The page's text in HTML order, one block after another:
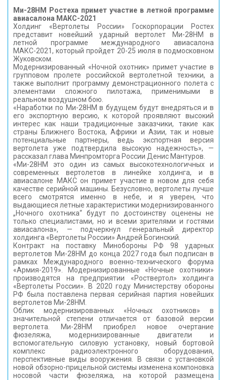
ПРЕССА
МЕДИА
КОНТАКТЫ
Ми-28НМ Ростеха примет участие в летной программе
авиасалона МАКС-2021
Холдинг «Вертолеты России» Госкорпорации Ростех
представит новейший ударный вертолет Ми-28НМ в
летной программе международного авиасалона
МАКС-2021, который пройдет 20-25 июля в подмосковном
Жуковском.
Модернизированный «Ночной охотник» примет участие в
групповом пролете российской вертолетной техники, а
также выполнит программу демонстрационного полета с
элементами сложного пилотажа, применимыми в
реальном воздушном бою.
«Наработки по Ми-28НМ в будущем будут внедряться и в
его экспортную версию, к которой проявляют высокий
интерес как наши традиционные заказчики, такие как
страны Ближнего Востока, Африки и Азии, так и новые
потенциальные партнеры, ведь экспортная версия
вертолета уже подтвердила высокую надежность», —
рассказал глава Минпромторга России Денис Мантуров.
«Ми-28НМ это один из самых высокотехнологичных и
современных вертолетов в линейке холдинга, и в
авиасалоне МАКС он примет участие в новом для себя
качестве серийной машины. Безусловно, вертолеты лучше
всего смотрятся именно в небе, и я уверен, что
выдающиеся летные характеристики модернизированного
„Ночного охотника“ будут по достоинству оценены не
только специалистами, но и всеми зрителями и гостями
авиасалона», — подчеркнул генеральный директор
холдинга «Вертолеты России» Андрей Богинский.
Контракт на поставку Минобороны РФ 98 ударных
вертолетов Ми-28НМ до конца 2027 года был подписан в
рамках Международного военно-технического форума
«Армия-2019». Модернизированные «Ночные охотники»
производятся на предприятии «Роствертол» холдинга
«Вертолеты России». В 2020 году Министерству обороны
РФ была поставлена первая серийная партия новейших
вертолетов Ми-28НМ.
Облик модернизированных «Ночных охотников» в
значительной степени отличается от базовой версии
вертолета. Ми-28НМ приобрел новое очертание
фюзеляжа, модернизированные двигатели и
вспомогательную силовую установку, новый бортовой
комплекс радиоэлектронного оборудования,
перспективные виды вооружения. В связи с установкой
новой обзорно-прицельной системы изменена компоновка
носовой части фюзеляжа, на которой размещена